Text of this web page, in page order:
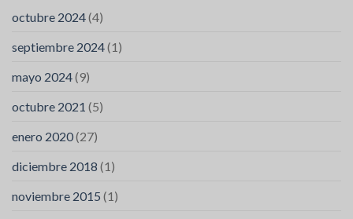
octubre 2024(4)
septiembre 2024(1)
mayo 2024(9)
octubre 2021 (5)
enero 2020(27)
diciembre 2018 (1)
noviembre 2015 (1)